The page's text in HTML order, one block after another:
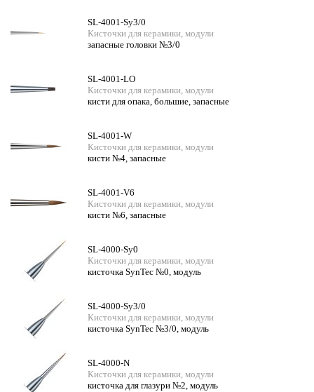
SL-4001-Sy3/0
Кисточки для керамики, модули
запасные головки №3/0
SL-4001-LO
Кисточки для керамики, модули
кисти для опака, большие, запасные
SL-4001-W
Кисточки для керамики, модули
кисти №4, запасные
SL-4001-V6
Кисточки для керамики, модули
кисти №6, запасные
SL-4000-Sy0
Кисточки для керамики, модули
кисточка SynTec №0, модуль
SL-4000-Sy3/0
Кисточки для керамики, модули
кисточка SynTec №3/0, модуль
SL-4000-N
Кисточки для керамики, модули
кисточка для глазури №2, модуль